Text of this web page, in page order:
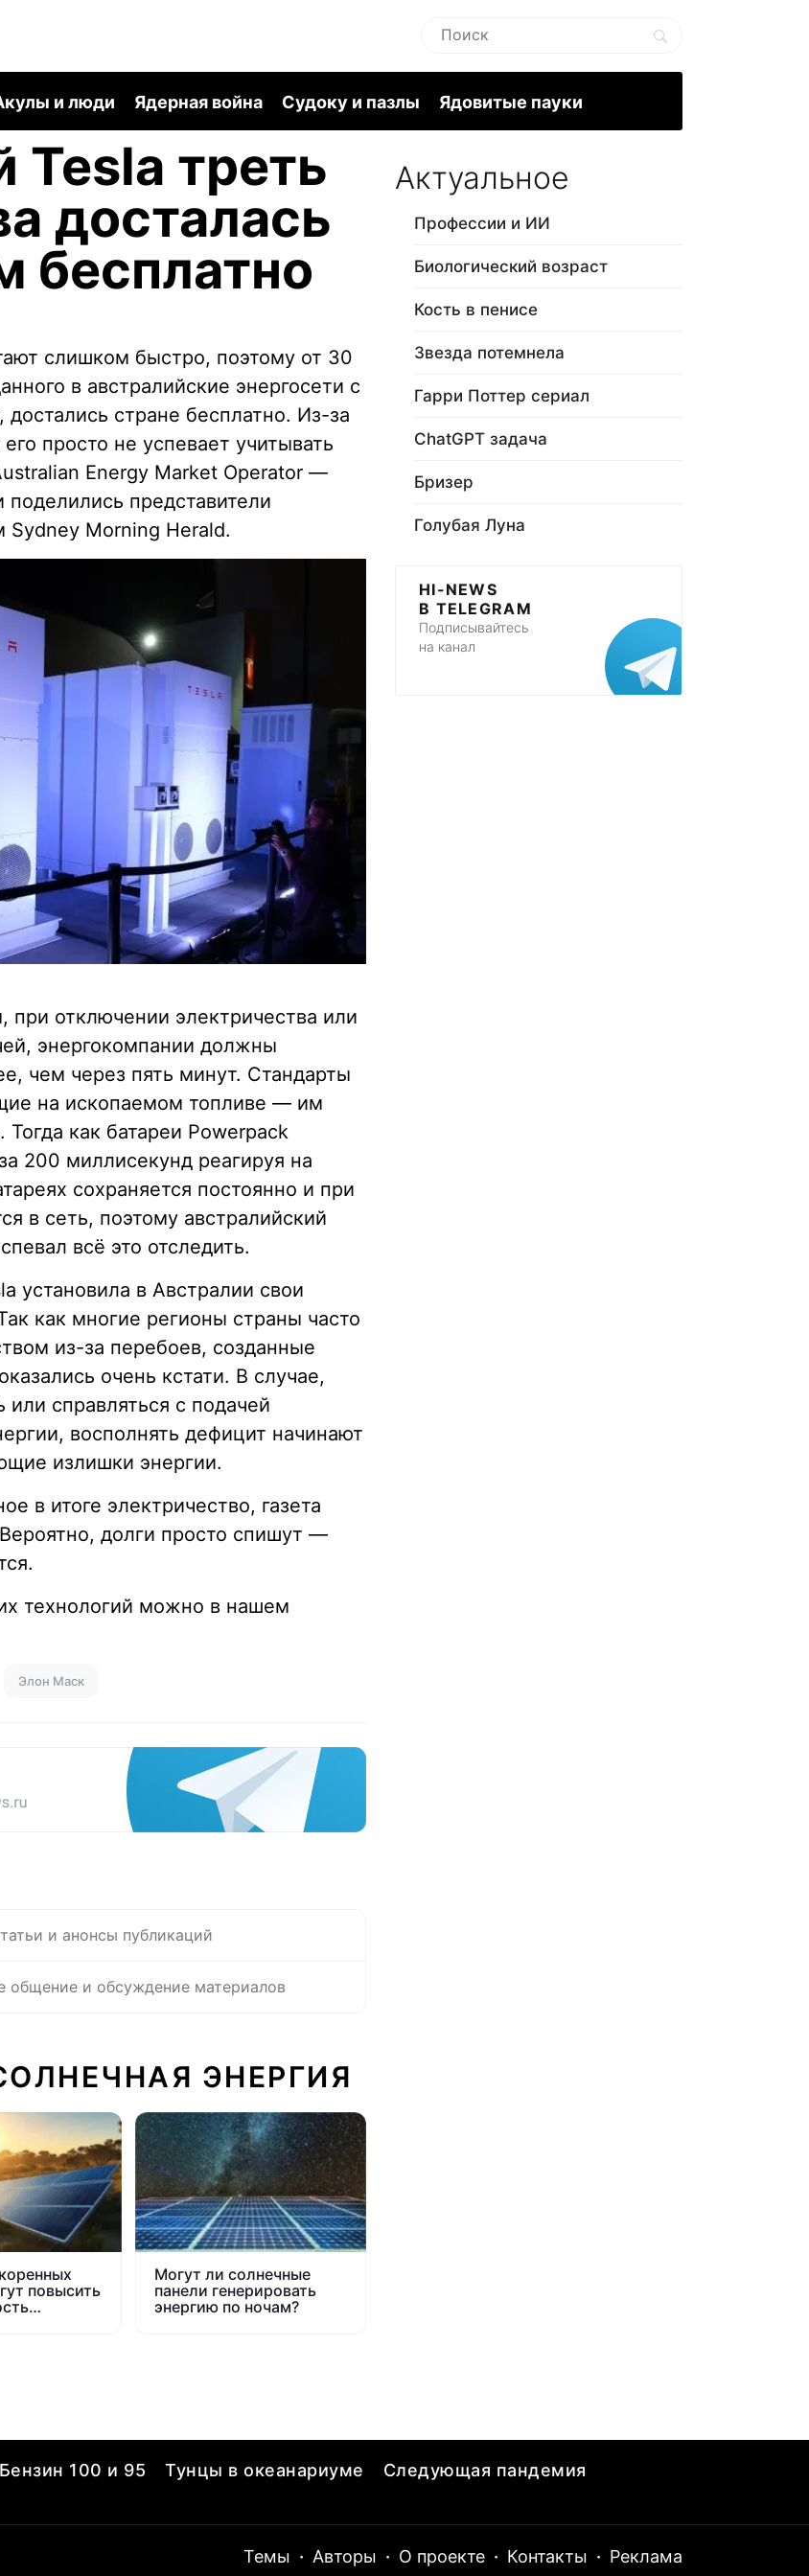
и люди Ядерная война Судоку и пазлы Ядовитые пауки
Tesla треть
досталась
бесплатно
слишком быстро, поэтому от 30
в австралийские энергосети с
стране бесплатно. Из-за
просто не успевает учитывать
Energy Market Operator —
представители
Sydney Morning Herald.
при отключении электричества или
энергокомпании должны
чем через пять минут. Стандарты
на ископаемом топливе — им
как батареи Powerpack
200 миллисекунд реагируя на
сохраняется постоянно и при
в сеть, поэтому австралийский
всё это отследить.
установила в Австралии свои
как многие регионы страны часто
из-за перебоев, созданные
очень кстати. В случае,
или справляться с подачей
восполнять дефицит начинают
излишки энергии.
в итоге электричество, газета
долги просто спишут —
технологий можно в нашем
Элон Маск
и анонсы публикаций
общение и обсуждение материалов
ЭНЕРГИЯ
повысить
Могут ли солнечные
панели генерировать
энергию по ночам?
Актуальное
Профессии и ИИ
Биологический возраст
Кость в пенисе
Звезда потемнела
Гарри Поттер сериал
ChatGPT задача
Бризер
Голубая Луна
HI-NEWS
В TELEGRAM
Подписывайтесь
на канал
Бензин 100 и 95 Тунцы в океанариуме
Следующая пандемия
Темы · Авторы · О проекте · Контакты · Реклама